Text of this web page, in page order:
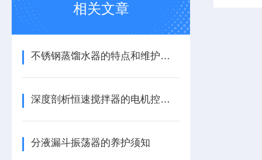
相关文章
不锈钢蒸馏水器的特点和维护保养
深度剖析恒速搅拌器的电机控制、速度反馈与负载自适应
分液漏斗振荡器的养护须知